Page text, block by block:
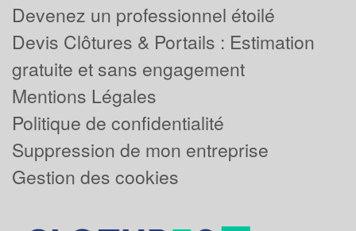
Devenez un professionnel étoilé
Devis Clôtures & Portails : Estimation
gratuite et sans engagement
Mentions Légales
Politique de confidentialité
Suppression de mon entreprise
Gestion des cookies